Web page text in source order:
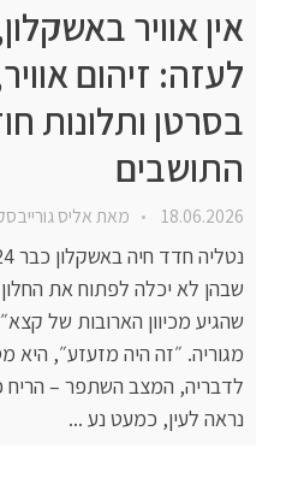
אין אוויר
לעזה: זיהום
בסרטן ותלונות
התושבים
18.06.2026 מאתאליס
שבהן לא יכלה לפתוח את
שהגיע מכיוון הארובות של
מגוריה. ״זה היה מזעזע״, היא
לדבריה, המצב השתפר – הריח
נראה לעין, כמעט נע ...